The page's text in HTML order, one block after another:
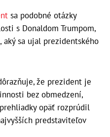
sa podobné otázky
s Donaldom Trumpom,
sa ujal prezidentského
že prezident je
bez obmedzení,
opäť rozprúdil
predstaviteľov